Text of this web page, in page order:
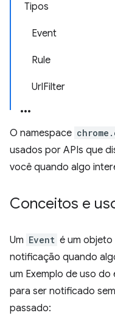
Tipos
Event
Rule
UrlFilter
O namespace
usados por APIs que
você quando algo
Conceitos e
Um Event é um
notificação quando
um Exemplo de uso do
para ser notificado
passado: